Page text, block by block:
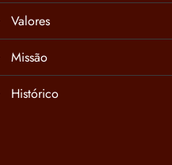
Valores
Missão
Histórico